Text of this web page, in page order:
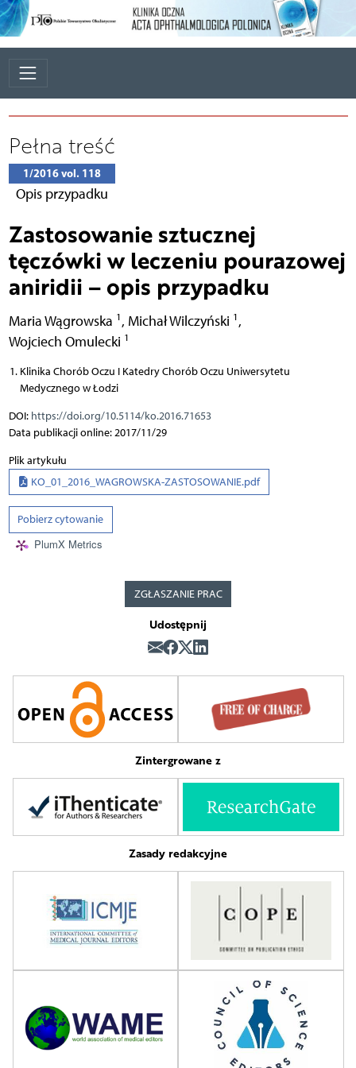
Pełna treść
1/2016 vol. 118
Opis przypadku
Zastosowanie sztucznej
tęczówki w leczeniu pourazowej
aniridii – opis przypadku
Maria Wągrowska 1 , Michał Wilczyński 1 ,
Wojciech Omulecki 1
Klinika Chorób Oczu I Katedry Chorób Oczu Uniwersytetu
Medycznego w Łodzi
DOI: https://doi.org/10.5114/ko.2016.71653
Data publikacji online: 2017/11/29
Plik artykułu
KO_01_2016_WAGROWSKA-ZASTOSOWANIE.pdf
Pobierz cytowanie
PlumX Metrics
ZGŁASZANIE PRAC
Udostępnij
Zintergrowane z
Zasady redakcyjne